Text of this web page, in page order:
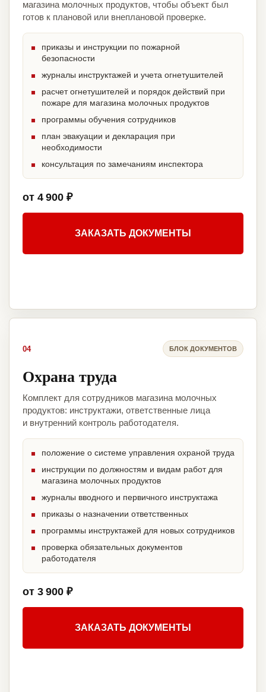
магазина молочных продуктов, чтобы объект был
готов к плановой или внеплановой проверке.
приказы и инструкции по пожарной
безопасности
журналы инструктажей и учета огнетушителей
расчет огнетушителей и порядок действий при
пожаре для магазина молочных продуктов
программы обучения сотрудников
план эвакуации и декларация при
необходимости
консультация по замечаниям инспектора
от 4 900 ₽
ЗАКАЗАТЬ ДОКУМЕНТЫ
04 БЛОК ДОКУМЕНТОВ
Охрана труда
Комплект для сотрудников магазина молочных
продуктов: инструктажи, ответственные лица
и внутренний контроль работодателя.
положение о системе управления охраной труда
инструкции по должностям и видам работ для
магазина молочных продуктов
журналы вводного и первичного инструктажа
приказы о назначении ответственных
программы инструктажей для новых сотрудников
проверка обязательных документов
работодателя
от 3 900 ₽
ЗАКАЗАТЬ ДОКУМЕНТЫ